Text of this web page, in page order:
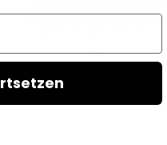
dies kostenlos dazu Kilian
0,95 €